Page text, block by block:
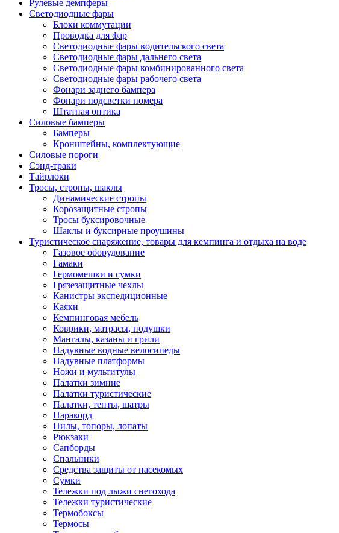
Рулевые демпферы
Светодиодные фары
Блоки коммутации
Проводка для фар
Светодиодные фары водительского света
Светодиодные фары дальнего света
Светодиодные фары комбинированного света
Светодиодные фары рабочего света
Фонари заднего бампера
Фонари подсветки номера
Штатная оптика
Силовые бамперы
Бамперы
Кронштейны, комплектующие
Силовые пороги
Сэнд-траки
Тайрлоки
Тросы, стропы, шаклы
Динамические стропы
Корозащитные стропы
Тросы буксировочные
Шаклы и буксирные проушины
Туристическое снаряжение, товары для кемпинга и отдыха на воде
Газовое оборудование
Гамаки
Гермомешки и сумки
Грязезащитные чехлы
Канистры экспедиционные
Каяки
Кемпинговая мебель
Коврики, матрасы, подушки
Мангалы, казаны и грили
Надувные водные велосипеды
Надувные платформы
Ножи и мультитулы
Палатки зимние
Палатки туристические
Палатки, тенты, шатры
Паракорд
Пилы, топоры, лопаты
Рюкзаки
Сапборды
Спальники
Средства защиты от насекомых
Сумки
Тележки под лыжи снегохода
Тележки туристические
Термобоксы
Термосы